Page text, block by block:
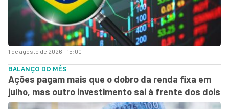
1 de agosto de 2026 - 15:00
BALANÇO DO MÊS
Ações pagam mais que o dobro da renda fixa em
julho, mas outro investimento sai à frente dos dois